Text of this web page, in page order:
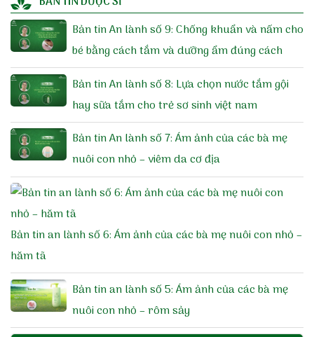
Bản tin An lành số 9: Chống khuẩn và nấm cho
bé bằng cách tắm và dưỡng ẩm đúng cách
Bản tin An lành số 8: Lựa chọn nước tắm gội
hay sữa tắm cho trẻ sơ sinh việt nam
Bản tin An lành số 7: Ám ảnh của các bà mẹ
nuôi con nhỏ – viêm da cơ địa
Bản tin an lành số 6: Ám ảnh của các bà mẹ nuôi con nhỏ –
hăm tã
Bản tin an lành số 5: Ám ảnh của các bà mẹ
nuôi con nhỏ – rôm sảy